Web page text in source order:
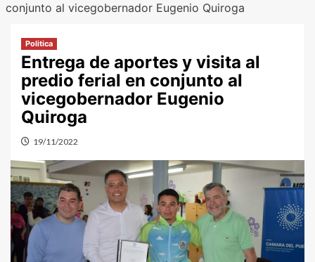
conjunto al vicegobernador Eugenio Quiroga
Politica
Entrega de aportes y visita al
predio ferial en conjunto al
vicegobernador Eugenio
Quiroga
19/11/2022